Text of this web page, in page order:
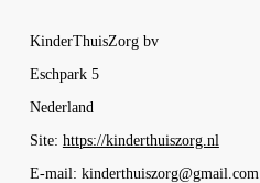
KinderThuisZorg bv
Eschpark 5
Nederland
Site: https://kinderthuiszorg.nl
E-mail: kinderthuiszorg@gmail.com